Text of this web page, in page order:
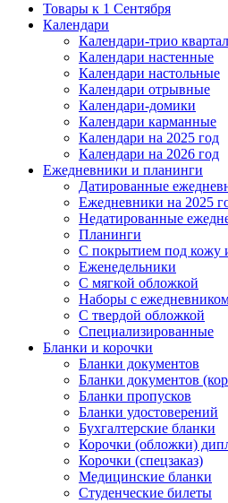
Товары к 1 Сентября
Календари
Календари-трио
Календари настенные
Календари настольные
Календари отрывные
Календари-домики
Календари карманные
Календари на 2025 год
Календари на 2026 год
Ежедневники и планинги
Датированные
Ежедневники на 2025
Недатированные
Планинги
С покрытием под кожу
Еженедельники
С мягкой обложкой
Наборы с
С твердой обложкой
Специализированные
Бланки и корочки
Бланки документов
Бланки документов
Бланки пропусков
Бланки удостоверений
Бухгалтерские бланки
Корочки (обложки)
Корочки (спецзаказ)
Медицинские бланки
Студенческие билеты